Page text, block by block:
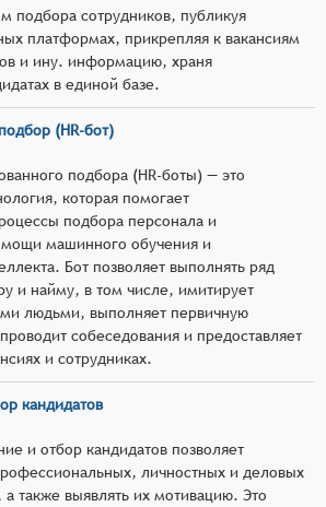
подбора сотрудников, публикуя
платформах, прикрепляя к вакансиям
и ину. информацию, храня
в единой базе.
(HR-бот)
подбора (HR-боты) — это
которая помогает
подбора персонала и
машинного обучения и
Бот позволяет выполнять ряд
и найму, в том числе, имитирует
людьми, выполняет первичную
собеседования и предоставляет
и сотрудниках.
кандидатов
и отбор кандидатов позволяет
личностных и деловых
а также выявлять их мотивацию. Это